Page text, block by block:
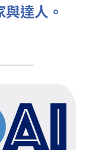
達人。